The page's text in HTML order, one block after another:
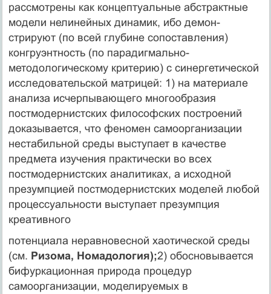
рассмотрены как концептуальные абстрактные
модели нелинейных динамик, ибо демон­
стрируют (по всей глубине сопоставления)
конгруэнт­ность (по парадигмально-
методологическому крите­рию) с синергетической
исследовательской матрицей: 1) на материале
анализа исчерпывающего многообразия
постмодернистских философских построений
доказы­вается, что феномен самоорганизации
нестабильной среды выступает в качестве
предмета изучения практи­чески во всех
постмодернистских аналитиках, а исход­ной
презумпцией постмодернистских моделей любой
процессуальности выступает презумпция
креативного
потенциала неравновесной хаотической среды
(см. Ризома, Номадология);2) обосновывается
бифуркацион­ная природа процедур
самоорганизации, моделируемых в